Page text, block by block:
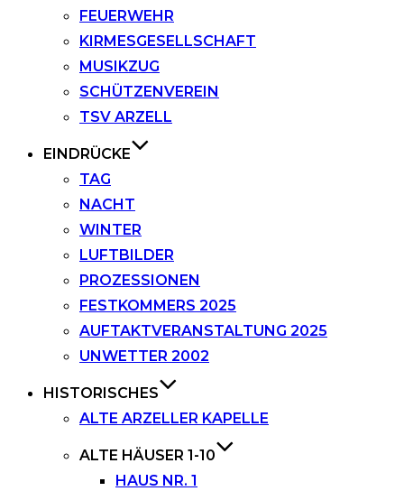
FEUERWEHR
KIRMESGESELLSCHAFT
MUSIKZUG
SCHÜTZENVEREIN
TSV ARZELL
EINDRÜCKE
TAG
NACHT
WINTER
LUFTBILDER
PROZESSIONEN
FESTKOMMERS 2025
AUFTAKTVERANSTALTUNG 2025
UNWETTER 2002
HISTORISCHES
ALTE ARZELLER KAPELLE
ALTE HÄUSER 1-10
HAUS NR. 1